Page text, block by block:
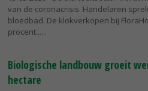
van de coronacrisis. Handelaren
bloedbad. De klokverkopen bij
procent...
Biologische landbouw groeit
hectare